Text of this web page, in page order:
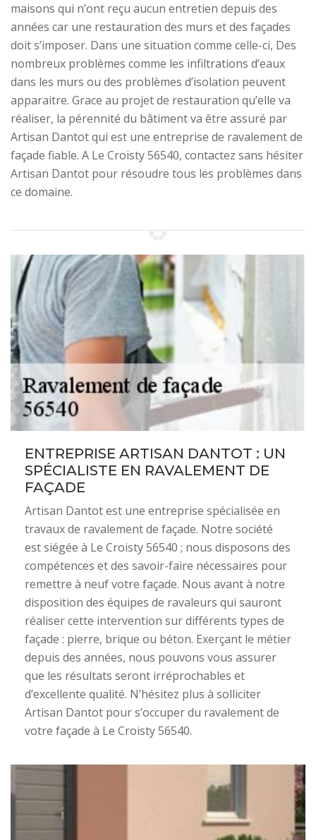
maisons qui n’ont reçu aucun entretien depuis des
années car une restauration des murs et des façades
doit s’imposer. Dans une situation comme celle-ci, Des
nombreux problèmes comme les infiltrations d’eaux
dans les murs ou des problèmes d’isolation peuvent
apparaitre. Grace au projet de restauration qu’elle va
réaliser, la pérennité du bâtiment va être assuré par
Artisan Dantot qui est une entreprise de ravalement de
façade fiable. A Le Croisty 56540, contactez sans hésiter
Artisan Dantot pour résoudre tous les problèmes dans
ce domaine.
ENTREPRISE ARTISAN DANTOT : UN
SPÉCIALISTE EN RAVALEMENT DE
FAÇADE
Artisan Dantot est une entreprise spécialisée en
travaux de ravalement de façade. Notre société
est siégée à Le Croisty 56540 ; nous disposons des
compétences et des savoir-faire nécessaires pour
remettre à neuf votre façade. Nous avant à notre
disposition des équipes de ravaleurs qui sauront
réaliser cette intervention sur différents types de
façade : pierre, brique ou béton. Exerçant le métier
depuis des années, nous pouvons vous assurer
que les résultats seront irréprochables et
d’excellente qualité. N’hésitez plus à solliciter
Artisan Dantot pour s’occuper du ravalement de
votre façade à Le Croisty 56540.